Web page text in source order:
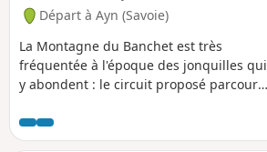
Départ à Ayn (Savoie)
La Montagne du Banchet est très
fréquentée à l'époque des jonquilles qui
y abondent : le circuit proposé parcourt
jusqu'aux ruines du fier Château de
Montbel.